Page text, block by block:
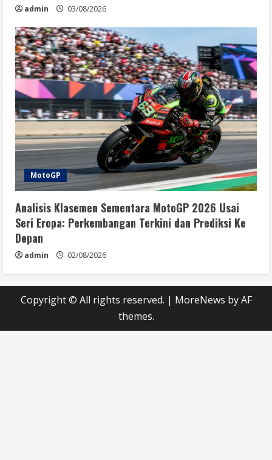
admin 03/08/2026
MotoGP
Analisis Klasemen Sementara MotoGP 2026 Usai
Seri Eropa: Perkembangan Terkini dan Prediksi Ke
Depan
admin 02/08/2026
Copyright © All rights reserved. | MoreNews by AF
themes.